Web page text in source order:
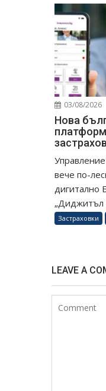
03/08/2026
Нова
вече по-
дигитално
„Диджитъл
Застраховки
LEAVE A